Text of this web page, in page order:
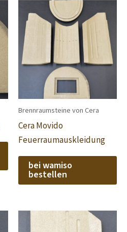
Brennraumsteine von Cera
Cera Movido
Feuerraumauskleidung
bei wamiso
bestellen